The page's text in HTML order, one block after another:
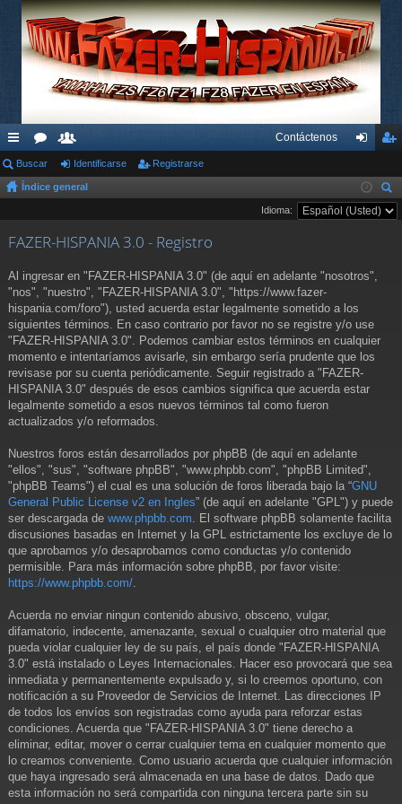
nl
ac
rá
pi
do
s
or
os
su
ari
Contáctenos
nti
fic
se
ist
ra
Buscar Identificarse Registrarse
Índice general
us
Idioma:
FAZER-HISPANIA 3.0 - Registro
Al ingresar en "FAZER-HISPANIA 3.0" (de aquí en adelante "nosotros",
"nos", "nuestro", "FAZER-HISPANIA 3.0", "https://www.fazer-
hispania.com/foro"), usted acuerda estar legalmente sometido a los
siguientes términos. En caso contrario por favor no se registre y/o use
"FAZER-HISPANIA 3.0". Podemos cambiar estos términos en cualquier
momento e intentaríamos avisarle, sin embargo sería prudente que los
revisase por su cuenta periódicamente. Seguir registrado a "FAZER-
HISPANIA 3.0" después de esos cambios significa que acuerda estar
legalmente sometido a esos nuevos términos tal como fueron
actualizados y/o reformados.
Nuestros foros están desarrollados por phpBB (de aquí en adelante
"ellos", "sus", "software phpBB", "www.phpbb.com", "phpBB Limited",
"phpBB Teams") el cual es una solución de foros liberada bajo la “GNU
General Public License v2 en Ingles” (de aquí en adelante "GPL") y puede
ser descargada de www.phpbb.com . El software phpBB solamente facilita
discusiones basadas en Internet y la GPL estrictamente los excluye de lo
que aprobamos y/o desaprobamos como conductas y/o contenido
permisible. Para más información sobre phpBB, por favor visite:
https://www.phpbb.com/
Acuerda no enviar ningun contenido abusivo, obsceno, vulgar,
difamatorio, indecente, amenazante, sexual o cualquier otro material que
pueda violar cualquier ley de su país, el país donde "FAZER-HISPANIA
3.0" está instalado o Leyes Internacionales. Hacer eso provocará que sea
inmediata y permanentemente expulsado y, si lo creemos oportuno, con
notificación a su Proveedor de Servicios de Internet. Las direcciones IP
de todos los envíos son registradas como ayuda para reforzar estas
condiciones. Acuerda que "FAZER-HISPANIA 3.0" tiene derecho a
eliminar, editar, mover o cerrar cualquier tema en cualquier momento que
lo creamos conveniente. Como usuario acuerda que cualquier información
que haya ingresado será almacenada en una base de datos. Dado que
esta información no será compartida con ninguna tercera parte sin su